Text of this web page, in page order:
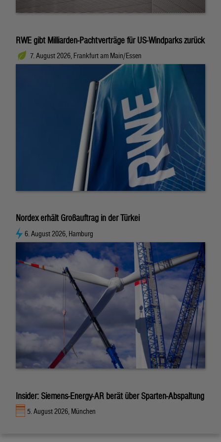
RWE gibt Milliarden-Pachtverträge für US-Windparks zurück
7. August 2026, Frankfurt am Main/Essen
Nordex erhält Großauftrag in der Türkei
6. August 2026, Hamburg
Insider: Siemens-Energy-AR berät über Sparten-Abspaltung
5. August 2026, München